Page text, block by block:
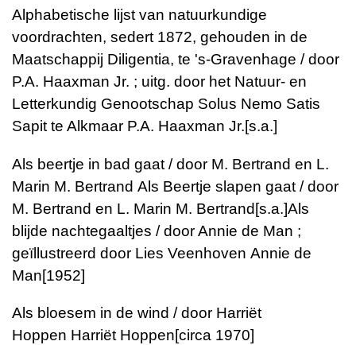
Alphabetische lijst van natuurkundige
voordrachten, sedert 1872, gehouden in de
Maatschappij Diligentia, te 's-Gravenhage / door
P.A. Haaxman Jr. ; uitg. door het Natuur- en
Letterkundig Genootschap Solus Nemo Satis
Sapit te Alkmaar P.A. Haaxman Jr.[s.a.]
Als beertje in bad gaat / door M. Bertrand en L.
Marin M. Bertrand Als Beertje slapen gaat / door
M. Bertrand en L. Marin M. Bertrand[s.a.]Als
blijde nachtegaaltjes / door Annie de Man ;
geïllustreerd door Lies Veenhoven Annie de
Man[1952]
Als bloesem in de wind / door Harriët
Hoppen Harriët Hoppen[circa 1970]